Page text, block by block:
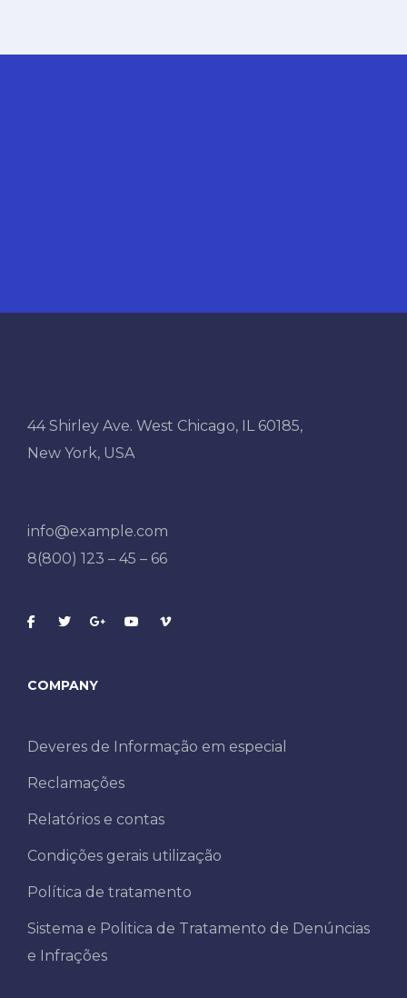
44 Shirley Ave. West Chicago, IL 60185,
New York, USA
info@example.com
8(800) 123 – 45 – 66
COMPANY
Deveres de Informação em especial
Reclamações
Relatórios e contas
Condições gerais utilização
Política de tratamento
Sistema e Politica de Tratamento de Denúncias
e Infrações